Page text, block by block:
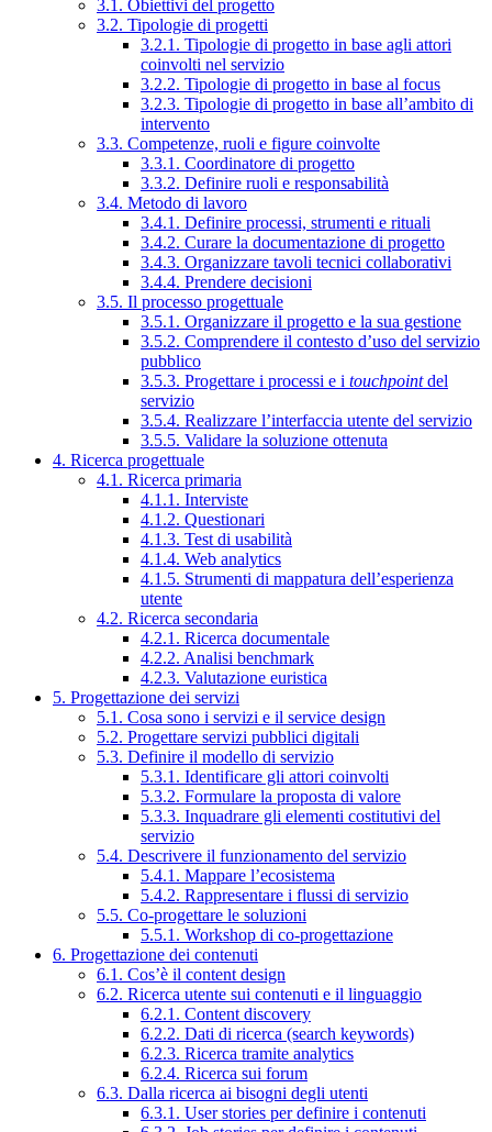
3.1. Obiettivi del progetto
3.2. Tipologie di progetti
3.2.1. Tipologie di progetto in base agli attori
coinvolti nel servizio
3.2.2. Tipologie di progetto in base al focus
3.2.3. Tipologie di progetto in base all’ambito di
intervento
3.3. Competenze, ruoli e figure coinvolte
3.3.1. Coordinatore di progetto
3.3.2. Definire ruoli e responsabilità
3.4. Metodo di lavoro
3.4.1. Definire processi, strumenti e rituali
3.4.2. Curare la documentazione di progetto
3.4.3. Organizzare tavoli tecnici collaborativi
3.4.4. Prendere decisioni
3.5. Il processo progettuale
3.5.1. Organizzare il progetto e la sua gestione
3.5.2. Comprendere il contesto d’uso del servizio
pubblico
3.5.3. Progettare i processi e i touchpointdel
servizio
3.5.4. Realizzare l’interfaccia utente del servizio
3.5.5. Validare la soluzione ottenuta
4. Ricerca progettuale
4.1. Ricerca primaria
4.1.1. Interviste
4.1.2. Questionari
4.1.3. Test di usabilità
4.1.4. Web analytics
4.1.5. Strumenti di mappatura dell’esperienza
utente
4.2. Ricerca secondaria
4.2.1. Ricerca documentale
4.2.2. Analisi benchmark
4.2.3. Valutazione euristica
5. Progettazione dei servizi
5.1. Cosa sono i servizi e il service design
5.2. Progettare servizi pubblici digitali
5.3. Definire il modello di servizio
5.3.1. Identificare gli attori coinvolti
5.3.2. Formulare la proposta di valore
5.3.3. Inquadrare gli elementi costitutivi del
servizio
5.4. Descrivere il funzionamento del servizio
5.4.1. Mappare l’ecosistema
5.4.2. Rappresentare i flussi di servizio
5.5. Co-progettare le soluzioni
5.5.1. Workshop di co-progettazione
6. Progettazione dei contenuti
6.1. Cos’è il content design
6.2. Ricerca utente sui contenuti e il linguaggio
6.2.1. Content discovery
6.2.2. Dati di ricerca (search keywords)
6.2.3. Ricerca tramite analytics
6.2.4. Ricerca sui forum
6.3. Dalla ricerca ai bisogni degli utenti
6.3.1. User stories per definire i contenuti